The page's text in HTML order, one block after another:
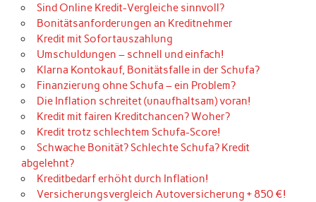
Sind Online Kredit-Vergleiche sinnvoll?
Bonitätsanforderungen an Kreditnehmer
Kredit mit Sofortauszahlung
Umschuldungen – schnell und einfach!
Klarna Kontokauf, Bonitätsfalle in der Schufa?
Finanzierung ohne Schufa – ein Problem?
Die Inflation schreitet (unaufhaltsam) voran!
Kredit mit fairen Kreditchancen? Woher?
Kredit trotz schlechtem Schufa-Score!
Schwache Bonität? Schlechte Schufa? Kredit
abgelehnt?
Kreditbedarf erhöht durch Inflation!
Versicherungsvergleich Autoversicherung + 850 €!